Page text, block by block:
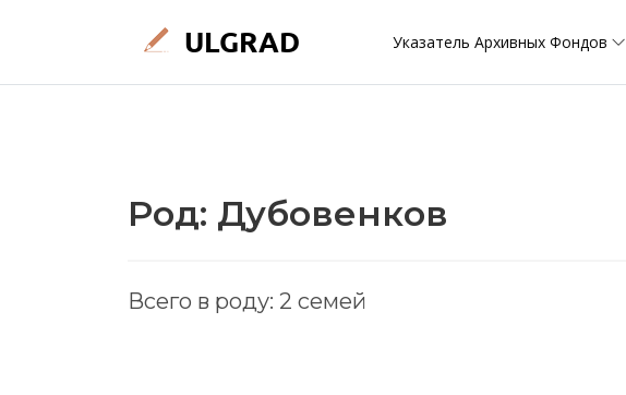
Указатель Архивных Фондов
Род: Дубовенков
Всего в роду: 2 семей